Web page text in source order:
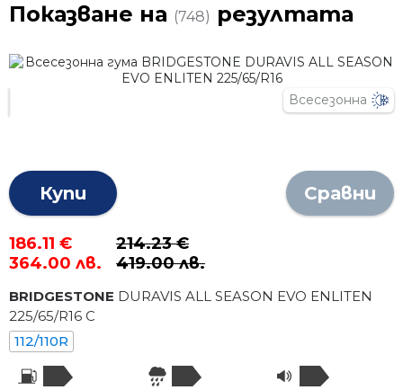
Показване на (748) резултата
Всесезонна
Купи Сравни
186.11 €
364.00 лв.
214.23 €
419.00 лв.
BRIDGESTONE DURAVIS ALL SEASON EVO ENLITEN
225/65/R16 C
112/110R